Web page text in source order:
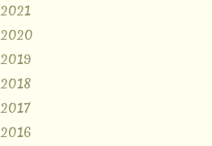
2021
2020
2019
2018
2017
2016